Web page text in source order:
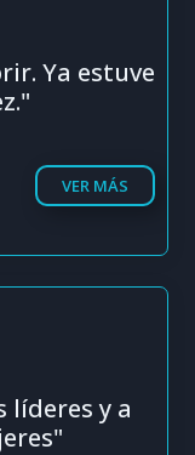
Ya estuve
VER MÁS
líderes y a